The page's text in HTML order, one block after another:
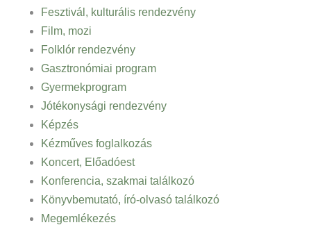
Fesztivál, kulturális rendezvény
Film, mozi
Folklór rendezvény
Gasztronómiai program
Gyermekprogram
Jótékonysági rendezvény
Képzés
Kézműves foglalkozás
Koncert, Előadóest
Konferencia, szakmai találkozó
Könyvbemutató, író-olvasó találkozó
Megemlékezés